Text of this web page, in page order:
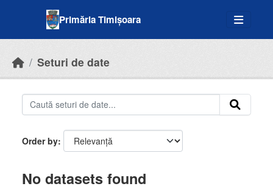
Primăria Timișoara
Seturi de date
Order by
No datasets found